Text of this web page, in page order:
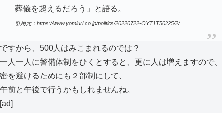
葬儀を超えるだろう」と語る。
引用元：https://www.yomiuri.co.jp/politics/20220722-OYT1T50225/2/
ですから、500人はみこまれるのでは？
一人一人に警備体制をひくとすると、更に人は増えますので、
密を避けるためにも２部制にして、
午前と午後で行うかもしれませんね。
[ad]